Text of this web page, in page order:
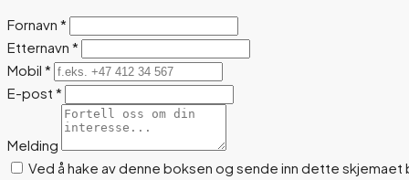
Fornavn *
Etternavn *
Mobil *
E-post *
Melding
Ved å hake av denne boksen og sende inn dette